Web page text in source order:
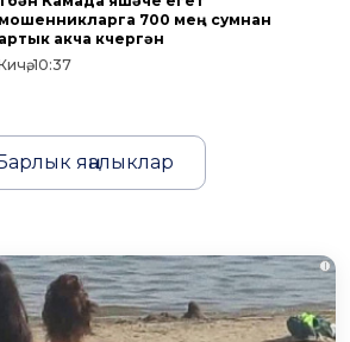
мошенникларга 700 мең сумнан
артык акча күчергән
10:37
яңалыклар
i